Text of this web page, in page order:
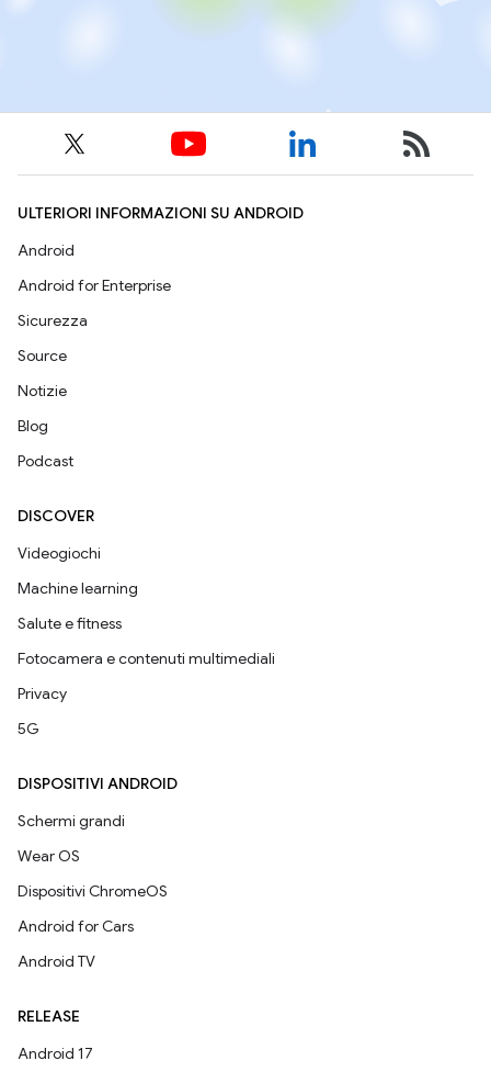
ULTERIORI INFORMAZIONI SU ANDROID
Android
Android for Enterprise
Sicurezza
Source
Notizie
Blog
Podcast
DISCOVER
Videogiochi
Machine learning
Salute e fitness
Fotocamera e contenuti multimediali
Privacy
5G
DISPOSITIVI ANDROID
Schermi grandi
Wear OS
Dispositivi ChromeOS
Android for Cars
Android TV
RELEASE
Android 17